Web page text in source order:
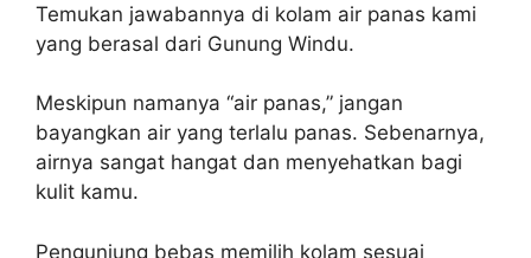
Temukan jawabannya di kolam air panas kami
yang berasal dari Gunung Windu.
Meskipun namanya “air panas,” jangan
bayangkan air yang terlalu panas. Sebenarnya,
airnya sangat hangat dan menyehatkan bagi
kulit kamu.
Pengunjung bebas memilih kolam sesuai